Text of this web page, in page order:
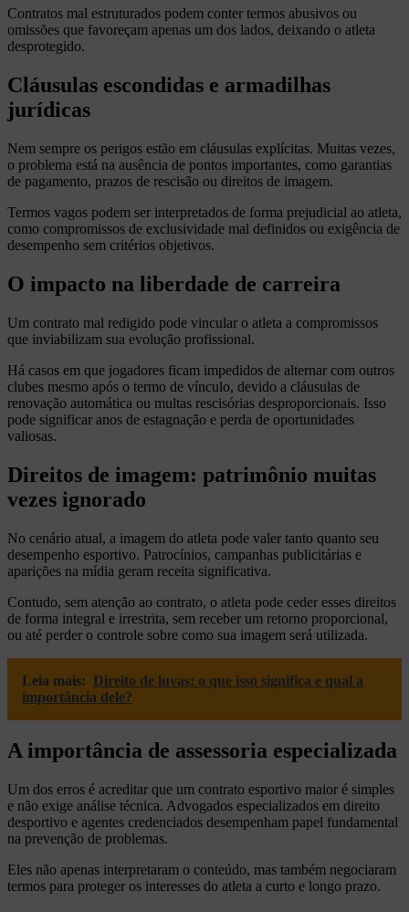
Contratos mal estruturados podem conter termos abusivos ou
omissões que favoreçam apenas um dos lados, deixando o atleta
desprotegido.
Cláusulas escondidas e armadilhas
jurídicas
Nem sempre os perigos estão em cláusulas explícitas. Muitas vezes,
o problema está na ausência de pontos importantes, como garantias
de pagamento, prazos de rescisão ou direitos de imagem.
Termos vagos podem ser interpretados de forma prejudicial ao atleta,
como compromissos de exclusividade mal definidos ou exigência de
desempenho sem critérios objetivos.
O impacto na liberdade de carreira
Um contrato mal redigido pode vincular o atleta a compromissos
que inviabilizam sua evolução profissional.
Há casos em que jogadores ficam impedidos de alternar com outros
clubes mesmo após o termo de vínculo, devido a cláusulas de
renovação automática ou multas rescisórias desproporcionais. Isso
pode significar anos de estagnação e perda de oportunidades
valiosas.
Direitos de imagem: patrimônio muitas
vezes ignorado
No cenário atual, a imagem do atleta pode valer tanto quanto seu
desempenho esportivo. Patrocínios, campanhas publicitárias e
aparições na mídia geram receita significativa.
Contudo, sem atenção ao contrato, o atleta pode ceder esses direitos
de forma integral e irrestrita, sem receber um retorno proporcional,
ou até perder o controle sobre como sua imagem será utilizada.
Leia mais: Direito de luvas: o que isso significa e qual a
importância dele?
A importância de assessoria especializada
Um dos erros é acreditar que um contrato esportivo maior é simples
e não exige análise técnica. Advogados especializados em direito
desportivo e agentes credenciados desempenham papel fundamental
na prevenção de problemas.
Eles não apenas interpretaram o conteúdo, mas também negociaram
termos para proteger os interesses do atleta a curto e longo prazo.